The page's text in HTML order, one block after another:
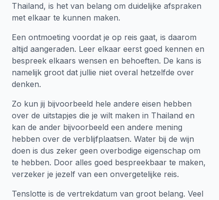
Thailand, is het van belang om duidelijke afspraken
met elkaar te kunnen maken.
Een ontmoeting voordat je op reis gaat, is daarom
altijd aangeraden. Leer elkaar eerst goed kennen en
bespreek elkaars wensen en behoeften. De kans is
namelijk groot dat jullie niet overal hetzelfde over
denken.
Zo kun jij bijvoorbeeld hele andere eisen hebben
over de uitstapjes die je wilt maken in Thailand en
kan de ander bijvoorbeeld een andere mening
hebben over de verblijfplaatsen. Water bij de wijn
doen is dus zeker geen overbodige eigenschap om
te hebben. Door alles goed bespreekbaar te maken,
verzeker je jezelf van een onvergetelijke reis.
Tenslotte is de vertrekdatum van groot belang. Veel